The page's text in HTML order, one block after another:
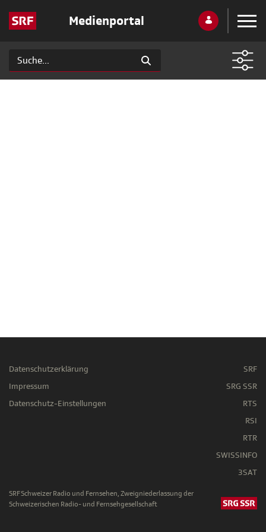
Medienportal
Datenschutzerklärung
Impressum
Datenschutz-Einstellungen
SRF
SRG SSR
RTS
RSI
RTR
SWISSINFO
3SAT
SRF Schweizer Radio und Fernsehen, Zweigniederlassung der
Schweizerischen Radio- und Fernsehgesellschaft